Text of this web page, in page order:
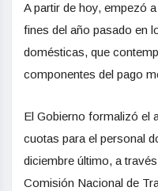
A partir de hoy, empezó
fines del año pasado en
domésticas, que
componentes del pago
El Gobierno formalizó el
cuotas para el personal
diciembre último, a
Comisión Nacional de